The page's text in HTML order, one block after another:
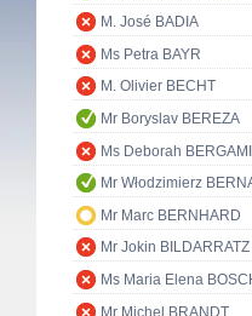
M. José BADIA
Ms Petra BAYR
M. Olivier BECHT
Mr Boryslav BEREZA
Ms Deborah
Mr Włodzimierz
Mr Marc BERNHARD
Mr Jokin BILDARRATZ
Ms Maria Elena
Mr Michel BRANDT